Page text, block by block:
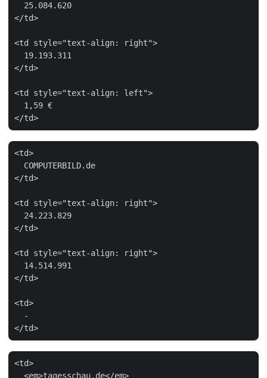
  25.084.620
</td>
<td style="text-align: right">
  19.193.311
</td>
<td style="text-align: left">
  1,59 €
<td>
  COMPUTERBILD.de
</td>
<td style="text-align: right">
  24.223.829
</td>
<td style="text-align: right">
  14.514.991
</td>
<td>
  -
<td>
  <em>tagesschau.de</em>